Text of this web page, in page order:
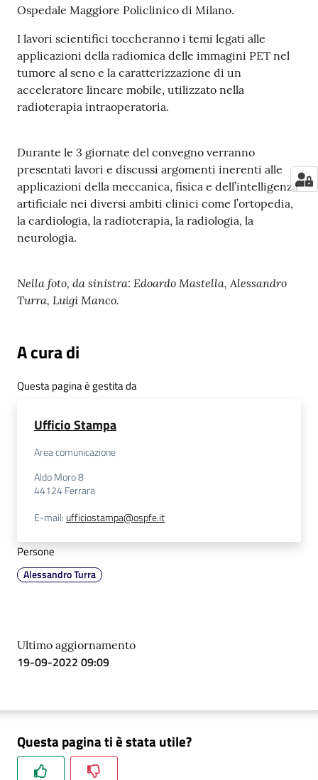
a
r
e
n
t
e
Seguici
su
Ospedale Maggiore Policlinico di Milano.
I lavori scientifici toccheranno i temi legati alle
applicazioni della radiomica delle immagini PET nel
tumore al seno e la caratterizzazione di un
acceleratore lineare mobile, utilizzato nella
radioterapia intraoperatoria.
Durante le 3 giornate del convegno verranno
presentati lavori e discussi argomenti inerenti alle
applicazioni della meccanica, fisica e dell’intelligenza
artificiale nei diversi ambiti clinici come l’ortopedia,
la cardiologia, la radioterapia, la radiologia, la
neurologia.
Nella foto, da sinistra: Edoardo Mastella, Alessandro
Turra, Luigi Manco.
A cura di
Questa pagina è gestita da
Ufficio Stampa
Area comunicazione
Aldo Moro 8
44124Ferrara
E-mail: ufficiostampa@ospfe.it
Persone
Alessandro Turra
Ultimo aggiornamento
19-09-2022 09:09
Questa pagina ti è stata utile?